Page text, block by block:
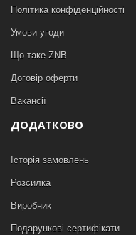
Політика конфіденційності
Умови угоди
Що таке ZNB
Договір оферти
Вакансії
ДОДАТКОВО
Історія замовлень
Розсилка
Виробник
Подарункові сертифікати